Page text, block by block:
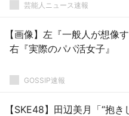
芸能人ニュース速報
【画像】左『一般人が想像
右『実際のパパ活女子』
GOSSIP速報
【SKE48】田辺美月「“抱